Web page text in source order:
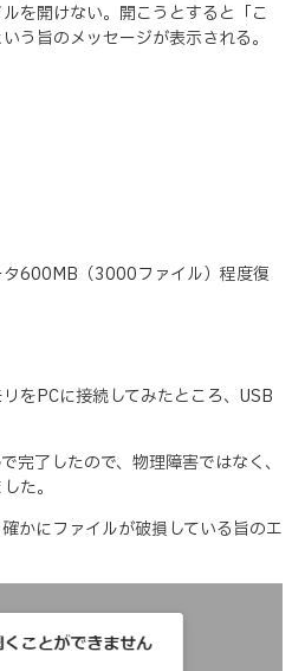
を開けない。開こうとすると「こ
う旨のメッセージが表示される。
600MB（3000ファイル）程度復
をPCに接続してみたところ、USB
完了したので、物理障害ではなく、
た。
かにファイルが破損している旨のエ